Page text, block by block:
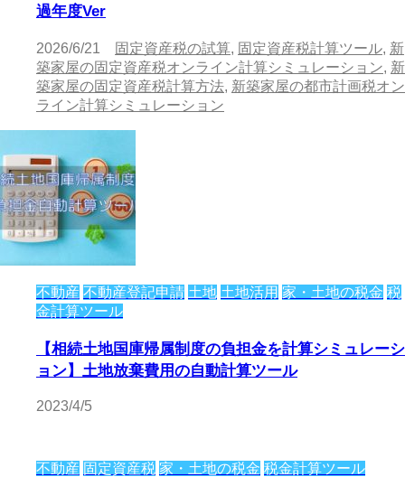
過年度Ver
2026/6/21 固定資産税の試算, 固定資産税計算ツール, 新
築家屋の固定資産税オンライン計算シミュレーション, 新
築家屋の固定資産税計算方法, 新築家屋の都市計画税オン
ライン計算シミュレーション
不動産 不動産登記申請 土地 土地活用 家・土地の税金 税
金計算ツール
【相続土地国庫帰属制度の負担金を計算シミュレーシ
ョン】土地放棄費用の自動計算ツール
2023/4/5
不動産 固定資産税 家・土地の税金 税金計算ツール